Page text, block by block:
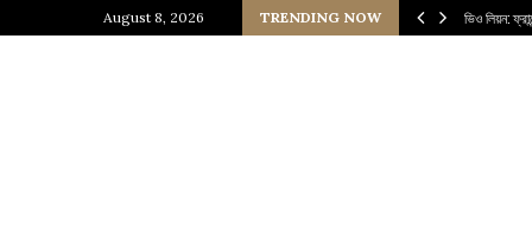
August 8, 2026 TRENDING NOW
জাপানি আধ্যাত্মিকতার ছোঁয়া ভিও লিয়ন: